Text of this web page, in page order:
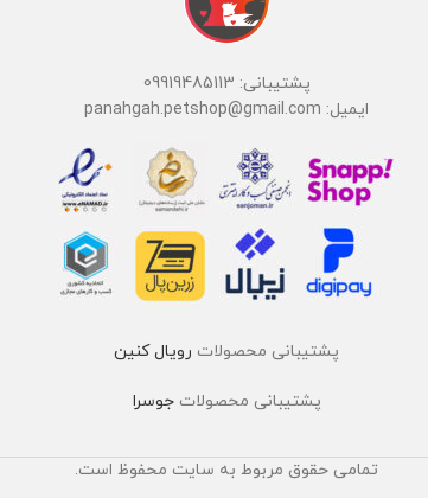
پشتیبانی: 09919485113
ایمیل: panahgah.petshop@gmail.com
پشتیبانی محصولات رویال کنین
پشتیبانی محصولاتجوسرا
تمامی حقوق مربوط به سایت محفوظ است.